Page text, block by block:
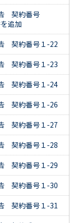
契約番号
追加
契約番号１-22
契約番号１-23
契約番号１-24
契約番号１-26
契約番号１-27
契約番号１-28
契約番号１-29
契約番号１-30
契約番号１-31